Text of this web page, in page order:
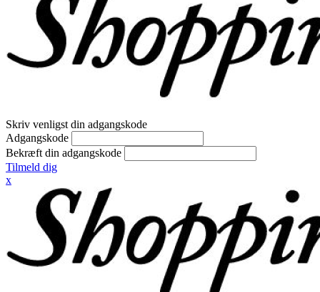
Skriv venligst din adgangskode
Adgangskode
Bekræft din adgangskode
Tilmeld dig
x